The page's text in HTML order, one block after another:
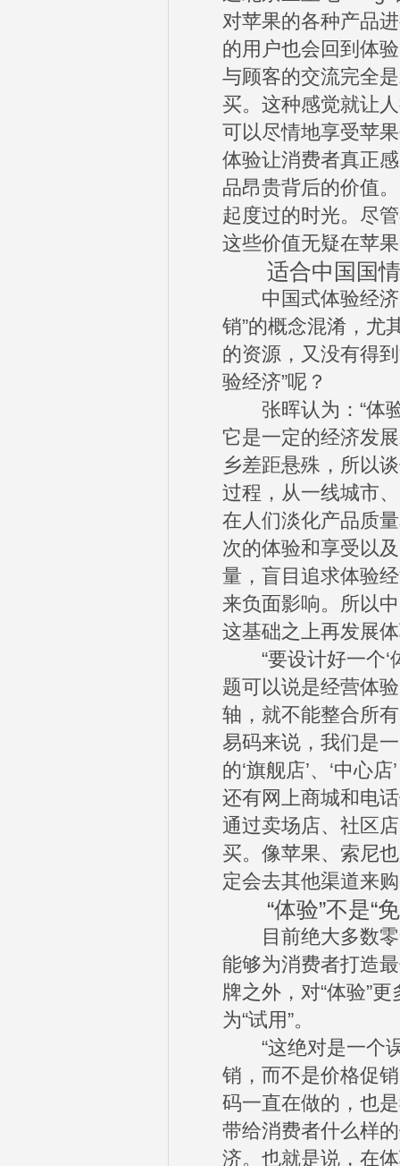
对苹果的各种产品
的用户也会回到体
与顾客的交流完全
买。这种感觉就让
可以尽情地享受苹
体验让消费者真正
品昂贵背后的价值
起度过的时光。尽
这些价值无疑在苹
适合中国国情
中国式体验经济
销”的概念混淆，尤
的资源，又没有得
验经济”呢？
张晖认为：“体验
它是一定的经济发
乡差距悬殊，所以
过程，从一线城市
在人们淡化产品质
次的体验和享受以
量，盲目追求体验
来负面影响。所以
这基础之上再发展
“要设计好一个‘
题可以说是经营体
轴，就不能整合所
易码来说，我们是
的‘旗舰店’、‘中心
还有网上商城和电
通过卖场店、社区
买。像苹果、索尼
定会去其他渠道来
“体验”不是“免
目前绝大多数零
能够为消费者打造
牌之外，对“体验”
为“试用”。
“这绝对是一个误
销，而不是价格促
码一直在做的，也
带给消费者什么样
济。也就是说，在